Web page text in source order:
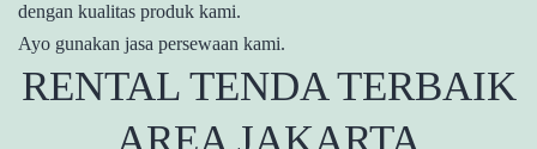
dengan kualitas produk kami.
Ayo gunakan jasa persewaan kami.
RENTAL TENDA TERBAIK